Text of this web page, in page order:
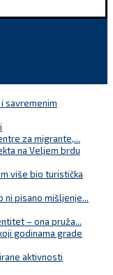
savremenim
za migrante,...
na Veljem brdu
više bio turistička
ni pisano mišljenje...
– ona pruža...
godinama grade
aktivnosti